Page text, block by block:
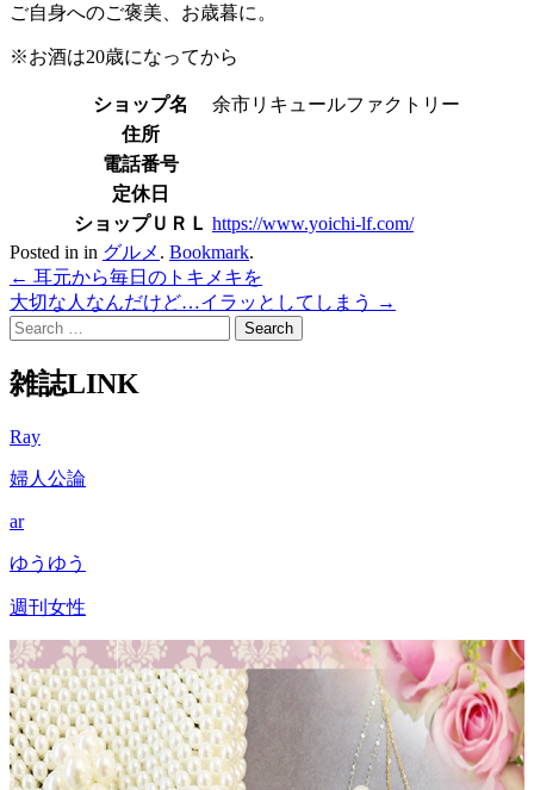
ご自身へのご褒美、お歳暮に。
※お酒は20歳になってから
ショップ名
余市リキュールファクトリー
住所
電話番号
定休日
ショップＵＲＬ https://www.yoichi-lf.com/
Posted in in グルメ . Bookmark.
Post
navigation
← 耳元から毎日のトキメキを
大切な人なんだけど…イラッとしてしまう
→
Search
for:
雑誌LINK
Ray
婦人公論
ar
ゆうゆう
週刊女性